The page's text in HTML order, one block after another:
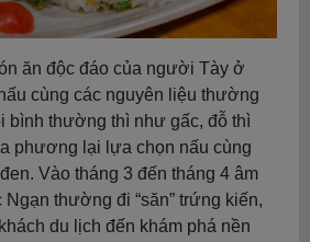
ăn độc đáo của người Tày ở
cùng các nguyên liệu thường
bình thường thì như gấc, đỗ thì
phương lại lựa chọn nấu cùng
Vào tháng 3 đến tháng 4 âm
thường đi “săn” trứng kiến,
du lịch đến khám phá nền